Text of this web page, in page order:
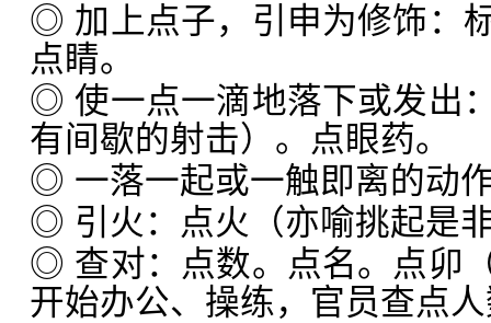
◎ 加上点子，引申为修饰：
点睛。
◎ 使一点一滴地落下或发出
有间歇的射击）。点眼药。
◎ 一落一起或一触即离的动
◎ 引火：点火（亦喻挑起是
◎ 查对：点数。点名。点卯
开始办公、操练，官员查点